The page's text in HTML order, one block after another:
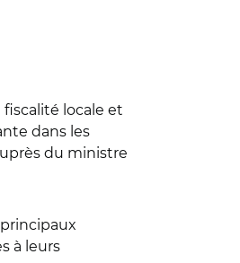
fiscalité locale et
dans les
du ministre
à leurs